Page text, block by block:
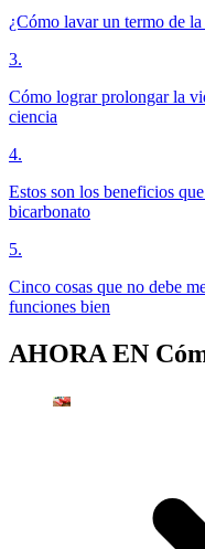
¿Cómo lavar un termo de
3.
Cómo lograr prolongar la
ciencia
4.
Estos son los beneficios
bicarbonato
5.
Cinco cosas que no debe
funciones bien
AHORA EN